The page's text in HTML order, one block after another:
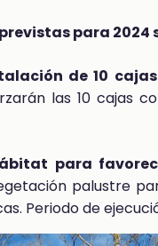
para 2024
de 10
las 10 cajas
para
palustre
Periodo de